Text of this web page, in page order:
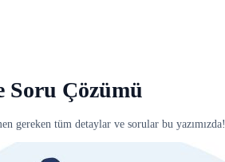
Soru Çözümü
gereken tüm detaylar ve sorular bu yazımızda!